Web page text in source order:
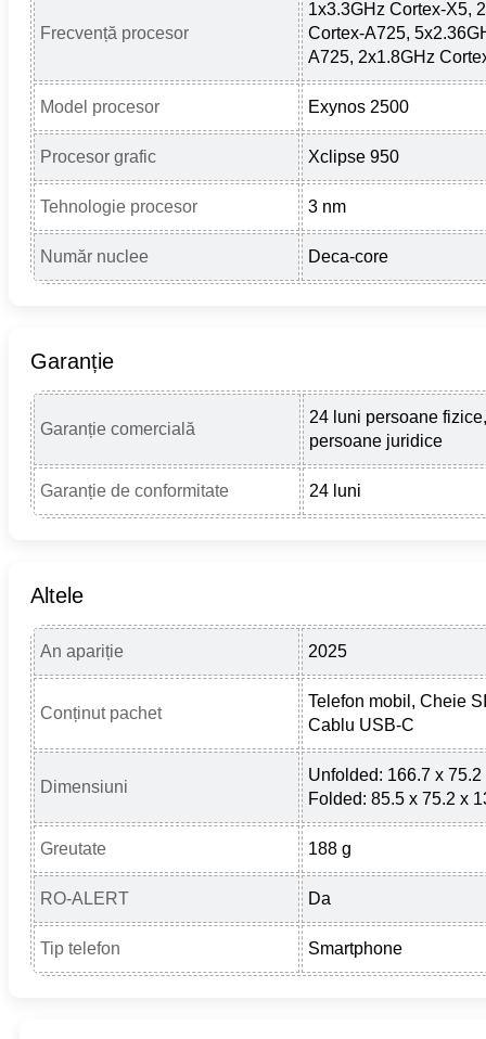
Frecvență procesor
1x3.3GHz Cortex-X5,
Cortex-A725,
A725, 2x1.8GHz
Model procesor Exynos 2500
Procesor grafic Xclipse 950
Tehnologie procesor 3 nm
Număr nuclee Deca-core
Garanție
Garanție comercială
24 luni persoane
persoane juridice
Garanție de conformitate 24 luni
Altele
An apariție 2025
Conținut pachet
Telefon mobil, Cheie
Cablu USB-C
Dimensiuni
Unfolded: 166.7 x 75.2
Folded: 85.5 x 75.2 x
Greutate 188 g
RO-ALERT Da
Tip telefon Smartphone